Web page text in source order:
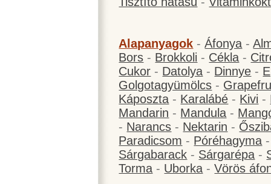
Alapanyagok -Áfonya -
Bors - Brokkoli - Cékla -
Cukor - Datolya - Dinnye -
Golgotagyümölcs -
Káposzta - Karalábé - Kivi -
Mandarin - Mandula -
- Narancs - Nektarin -
Paradicsom - Póréhagyma
Sárgabarack - Sárgarépa -
Torma - Uborka -Vörös